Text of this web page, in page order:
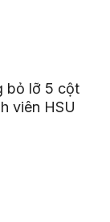
bỏ lỡ 5 cột
viên HSU